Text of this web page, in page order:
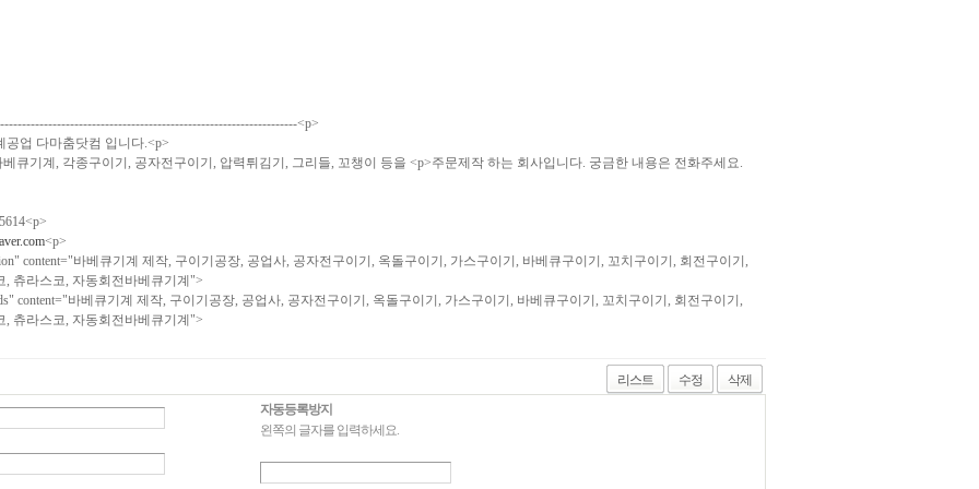
<p>
공업 다마춤닷컴 입니다.<p>
큐기계, 각종구이기, 공자전구이기, 압력튀김기, 그리들, 꼬챙이 등을 <p>주문제작 하는 회사입니다. 궁금한 내용은 전화주세요.
<p>
content="바베큐기계 제작, 구이기공장, 공업사, 공자전구이기, 옥돌구이기, 가스구이기, 바베큐구이기, 꼬치구이기, 회전구이기,
, 츄라스코, 자동회전바베큐기계">
content="바베큐기계 제작, 구이기공장, 공업사, 공자전구이기, 옥돌구이기, 가스구이기, 바베큐구이기, 꼬치구이기, 회전구이기,
, 츄라스코, 자동회전바베큐기계">
리스트 수정
삭제
자동등록방지
왼쪽의 글자를 입력하세요.